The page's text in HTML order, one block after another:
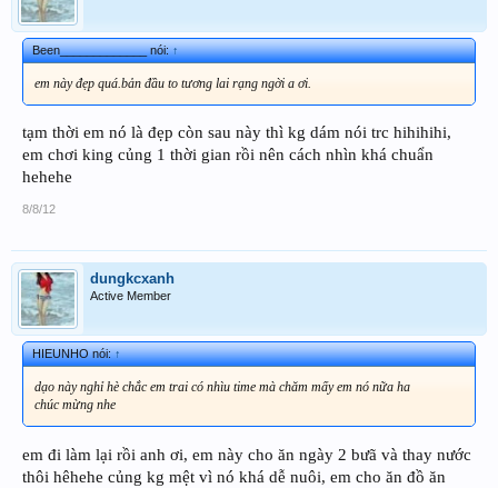
Been_____________ nói:↑
em này đẹp quá.bản đầu to tương lai rạng ngời a ơi.
tạm thời em nó là đẹp còn sau này thì kg dám nói trc hihihihi,
em chơi king củng 1 thời gian rồi nên cách nhìn khá chuẩn
hehehe
8/8/12
dungkcxanh
Active Member
HIEUNHO nói:↑
dạo này nghỉ hè chắc em trai có nhìu time mà chăm mấy em nó nữa ha
chúc mừng nhe
em đi làm lại rồi anh ơi, em này cho ăn ngày 2 bưã và thay nước
thôi hêhehe củng kg mệt vì nó khá dễ nuôi, em cho ăn đồ ăn